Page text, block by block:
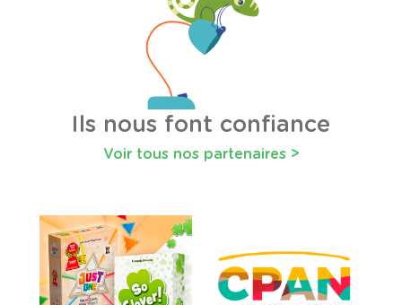
Ils nous font confiance
Voir tous nos partenaires >